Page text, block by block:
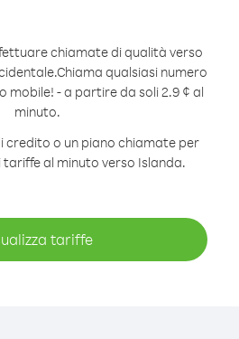
chiamate di qualità verso
Chiama qualsiasi numero
mobile! - a partire da soli 2.9 ¢ al
minuto.
credito o un piano chiamate per
al minuto verso Islanda.
tariffe